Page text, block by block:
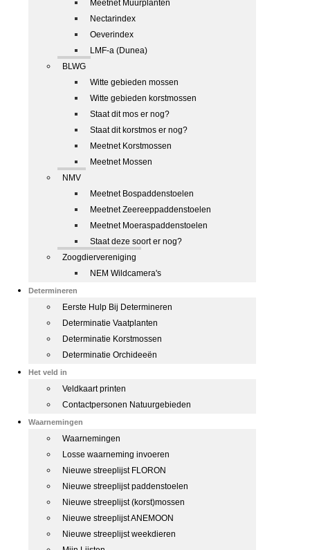
Meetnet Muurplanten
Nectarindex
Oeverindex
LMF-a (Dunea)
BLWG
Witte gebieden mossen
Witte gebieden korstmossen
Staat dit mos er nog?
Staat dit korstmos er nog?
Meetnet Korstmossen
Meetnet Mossen
NMV
Meetnet Bospaddenstoelen
Meetnet Zeereeppaddenstoelen
Meetnet Moeraspaddenstoelen
Staat deze soort er nog?
Zoogdiervereniging
NEM Wildcamera's
Determineren
Eerste Hulp Bij Determineren
Determinatie Vaatplanten
Determinatie Korstmossen
Determinatie Orchideeën
Het veld in
Veldkaart printen
Contactpersonen Natuurgebieden
Waarnemingen
Waarnemingen
Losse waarneming invoeren
Nieuwe streeplijst FLORON
Nieuwe streeplijst paddenstoelen
Nieuwe streeplijst (korst)mossen
Nieuwe streeplijst ANEMOON
Nieuwe streeplijst weekdieren